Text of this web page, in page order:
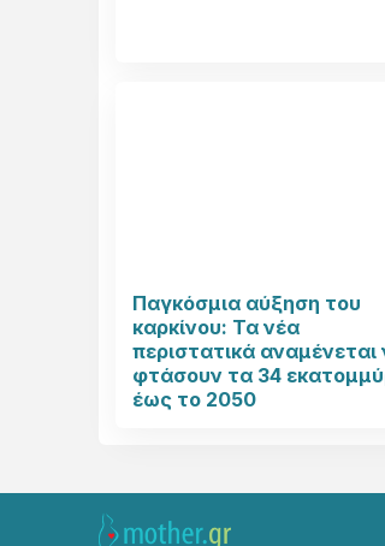
Παγκόσμια αύξηση του
καρκίνου: Τα νέα
περιστατικά αναμένεται
φτάσουν τα 34
έως το 2050